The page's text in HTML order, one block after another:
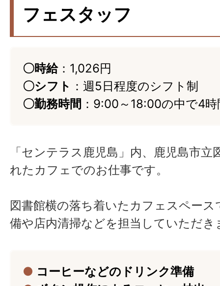
フェスタッフ
〇時給：1,026円
〇シフト ：週5日程度のシフト制
〇勤務時間 ：9:00～18:00の中で4
「センテラス鹿児島」内、鹿児島市立
れたカフェでのお仕事です。
図書館横の落ち着いたカフェスペー
備や店内清掃などを担当していただき
● コーヒーなどのドリンク準備